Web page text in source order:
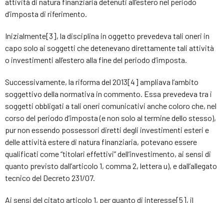
d’imposta di riferimento.
Inizialmente[3], la disciplina in oggetto prevedeva tali oneri in
capo solo ai soggetti che detenevano direttamente tali attività
o investimenti all’estero alla fine del periodo d’imposta.
Successivamente, la riforma del 2013[4] ampliava l’ambito
soggettivo della normativa in commento. Essa prevedeva tra i
soggetti obbligati a tali oneri comunicativi anche coloro che, nel
corso del periodo d’imposta (e non solo al termine dello stesso),
pur non essendo possessori diretti degli investimenti esteri e
delle attività estere di natura finanziaria, potevano essere
qualificati come “titolari effettivi” dell’investimento, ai sensi di
quanto previsto dall’articolo 1, comma 2, lettera u), e dall’allegato
tecnico del Decreto 231/07.
Ai sensi del citato articolo 1, per quanto di interesse[5], il